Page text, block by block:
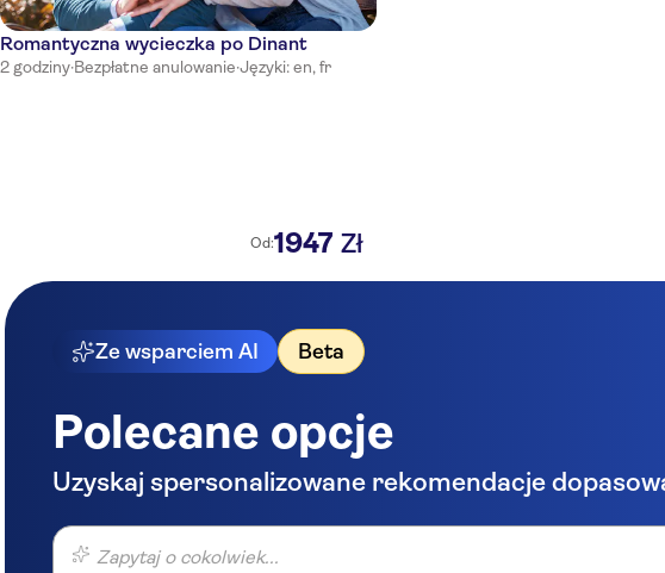
Romantyczna wycieczka po Dinant
2 godziny·Bezpłatne anulowanie·Języki: en, fr
Od:1947 Zł
Ze wsparciem AI Beta
Polecane opcje
Uzyskaj spersonalizowane rekomendacje
Zapytaj o cokolwiek...